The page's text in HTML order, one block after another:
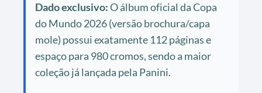
Dado exclusivo:O álbum oficial da Copa
do Mundo 2026 (versão brochura/capa
mole) possui exatamente 112 páginas e
espaço para 980 cromos, sendo a maior
coleção já lançada pela Panini.